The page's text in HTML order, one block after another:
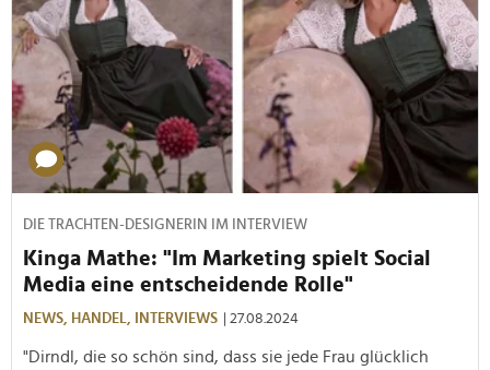
DIE TRACHTEN-DESIGNERIN IM INTERVIEW
Kinga Mathe: "Im Marketing spielt Social
Media eine entscheidende Rolle"
NEWS, HANDEL, INTERVIEWS | 27.08.2024
"Dirndl, die so schön sind, dass sie jede Frau glücklich